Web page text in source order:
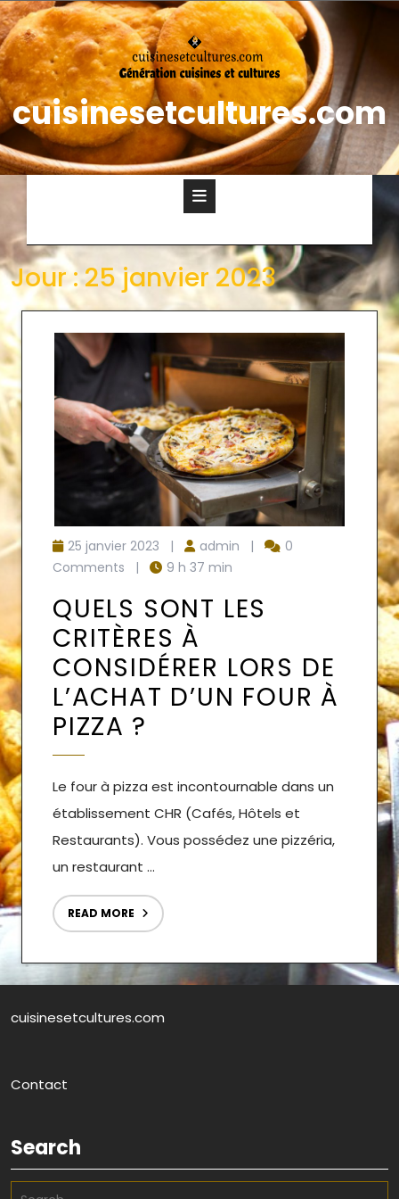
cuisinesetcultures.com
Jour :25 janvier 2023
25 janvier 2023 | admin |
0
Comments
| 9 h 37 min
QUELS SONT LES
CRITÈRES À
CONSIDÉRER LORS DE
L’ACHAT D’UN FOUR À
PIZZA ?
Le four à pizza est incontournable dans un
établissement CHR (Cafés, Hôtels et
Restaurants). Vous possédez une pizzéria,
un restaurant ...
READ MORE
cuisinesetcultures.com
Contact
Search